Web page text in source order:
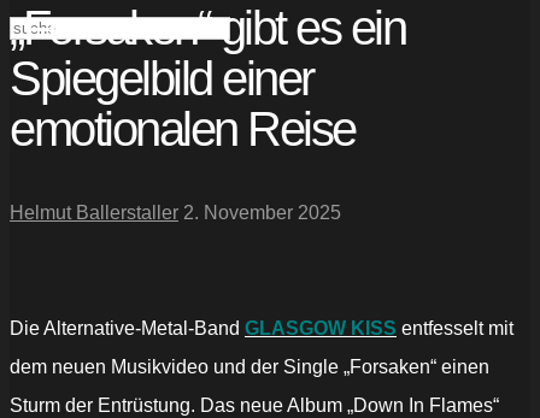
„Forsaken“ gibt es ein
Spiegelbild einer
emotionalen Reise
Helmut Ballerstaller 2. November 2025
Die Alternative-Metal-Band GLASGOW KISS entfesselt mit
dem neuen Musikvideo und der Single „Forsaken“ einen
Sturm der Entrüstung. Das neue Album „Down In Flames“